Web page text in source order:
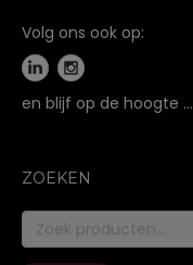
Volg ons ook op:
en blijf op de hoogte …
ZOEKEN
Zoeken
naar: